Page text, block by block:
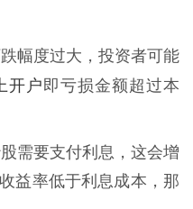
幅度过大，投资者可能
开户即亏损金额超过本
需要支付利息，这会增
益率低于利息成本，那